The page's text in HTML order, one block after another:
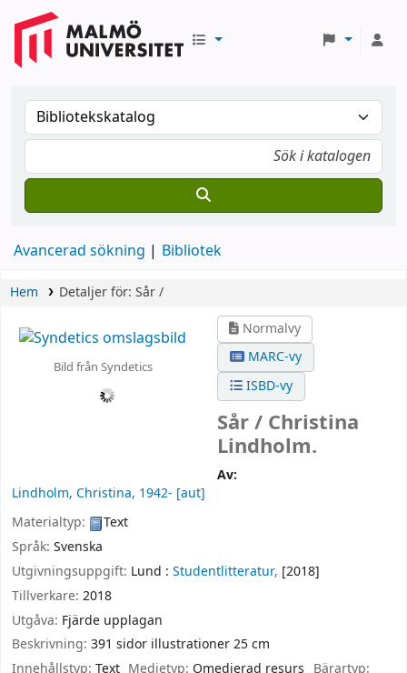
Avancerad sökning Bibliotek
Hem Detaljer för: Sår /
Bild från Syndetics
Normalvy
MARC-vy
ISBD-vy
Sår / Christina
Lindholm.
Av:
Lindholm, Christina, 1942- [aut]
Materialtyp:
Text
Språk: Svenska
Utgivningsuppgift: Lund : Studentlitteratur, [2018]
Tillverkare: 2018
Utgåva: Fjärde upplagan
Beskrivning: 391 sidor illustrationer 25 cm
Innehållstyp: Text Medietyp: Omedierad resurs Bärartyp: